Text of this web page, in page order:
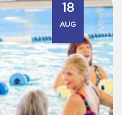
18
AUG